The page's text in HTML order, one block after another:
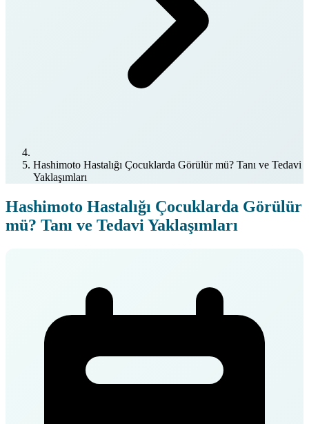
Hashimoto Hastalığı Çocuklarda Görülür mü? Tanı ve Tedavi
Yaklaşımları
Hashimoto Hastalığı Çocuklarda Görülür
mü? Tanı ve Tedavi Yaklaşımları